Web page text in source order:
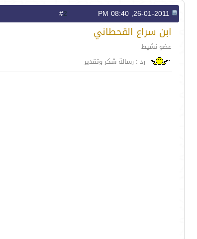
2
ابن سراع القحطاني
عضو نشيط
رد : رسالة شكر وتقدير